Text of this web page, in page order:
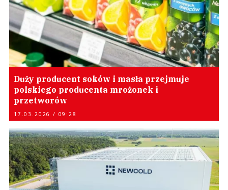
Duży producent soków i masła przejmuje
polskiego producenta mrożonek i
przetworów
17.03.2026 / 09:28